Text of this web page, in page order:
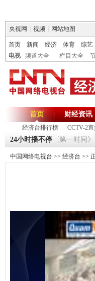
央视网
视频 网站地图
首页 新闻 经济 体育 综艺
电视
频道大全 栏目大全
首页
经济台排行榜 CCTV-2
财经资讯
24小时播不停
魔术师 5 《第一时间》
中国网络电视台 >> 经济台 >>